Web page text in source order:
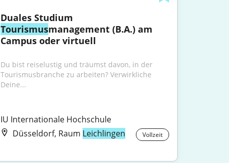
Tourismusmanagement (B.A.) am
Campus oder virtuell
Du bist reiselustig und träumst davon, in der
Tourismusbranche zu arbeiten? Verwirkliche
Deine...
IU Internationale Hochschule
Düsseldorf, Raum Leichlingen Vollzeit